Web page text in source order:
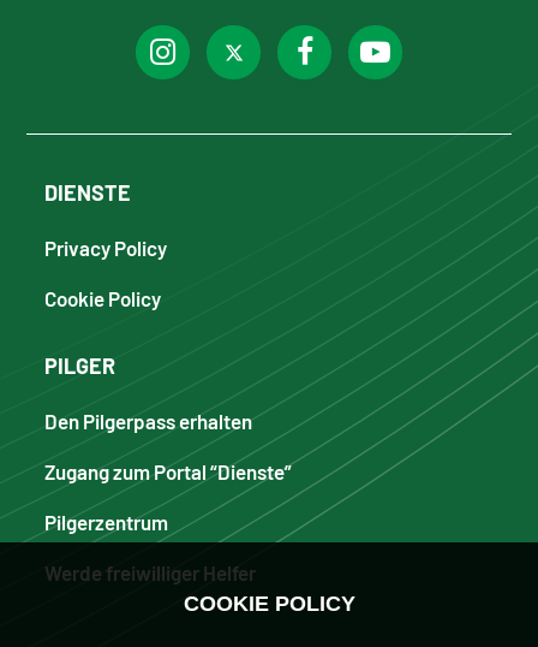
DIENSTE
Privacy Policy
Cookie Policy
PILGER
Den Pilgerpass erhalten
Zugang zum Portal “Dienste”
Pilgerzentrum
Werde freiwilliger Helfer
COOKIE POLICY